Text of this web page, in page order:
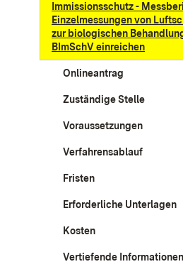
Immissionsschutz -
Einzelmessungen von
zur biologischen
BImSchV einreichen
Onlineantrag
Zuständige Stelle
Voraussetzungen
Verfahrensablauf
Fristen
Erforderliche Unterlagen
Kosten
Vertiefende Informationen